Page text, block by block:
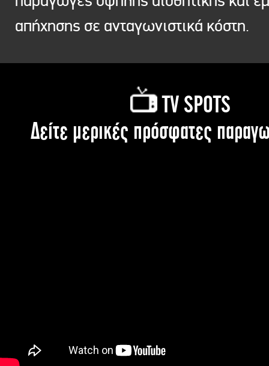
απήχησης σε ανταγωνιστικά κόστη.
TV SPOTS
Δείτε μερικές πρόσφατες